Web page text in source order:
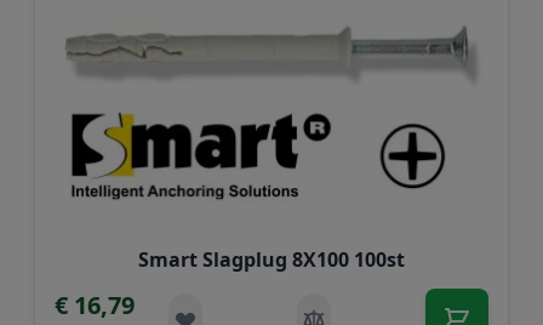
Smart Slagplug 8X100 100st
€ 16,79